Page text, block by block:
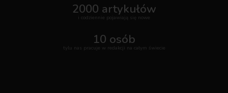
2000 artykułów
i codziennie pojawiają się nowe
10 osób
tylu nas pracuje w redakcji na całym świecie